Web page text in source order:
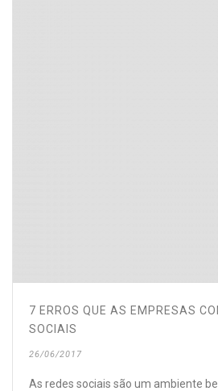
7 ERROS QUE AS EMPRESAS
SOCIAIS
26/06/2017
As redes sociais são um ambiente